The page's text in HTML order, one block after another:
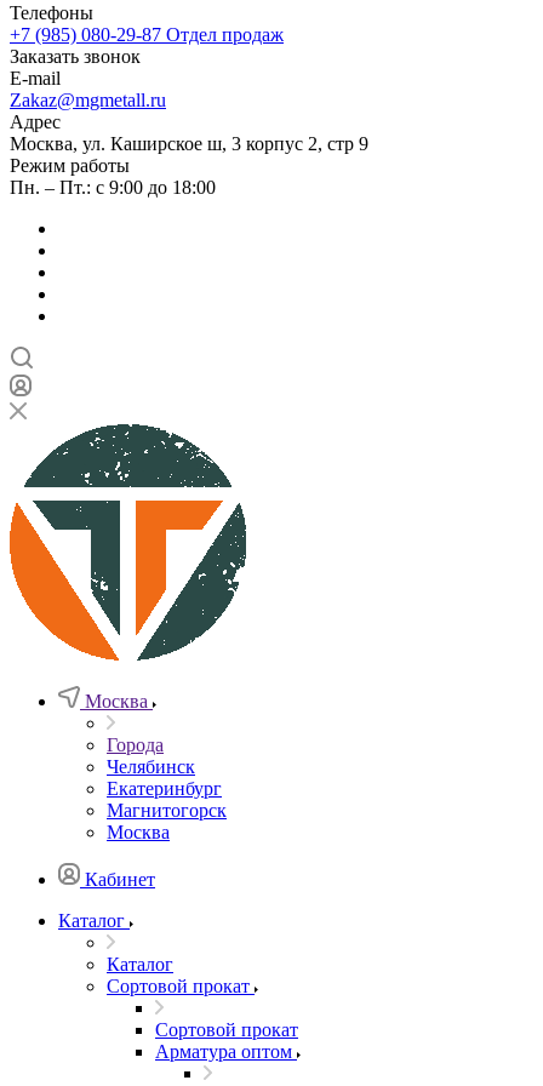
Телефоны
+7 (985) 080-29-87 Отдел продаж
Заказать звонок
E-mail
Zakaz@mgmetall.ru
Адрес
Москва, ул. Каширское ш, 3 корпус 2, стр 9
Режим работы
Пн. – Пт.: с 9:00 до 18:00
Москва
Города
Челябинск
Екатеринбург
Магнитогорск
Москва
Кабинет
Каталог
Каталог
Сортовой прокат
Сортовой прокат
Арматура оптом